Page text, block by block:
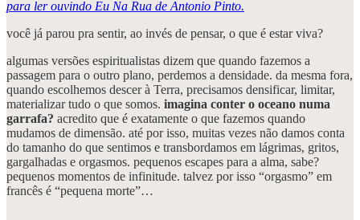
para ler ouvindo Eu Na Rua de Antonio Pinto.
você já parou pra sentir, ao invés de pensar, o que é estar viva?
algumas versões espiritualistas dizem que quando fazemos a
passagem para o outro plano, perdemos a densidade. da mesma fora,
quando escolhemos descer à Terra, precisamos densificar, limitar,
materializar tudo o que somos. imagina conter o oceano numa
garrafa? acredito que é exatamente o que fazemos quando
mudamos de dimensão. até por isso, muitas vezes não damos conta
do tamanho do que sentimos e transbordamos em lágrimas, gritos,
gargalhadas e orgasmos. pequenos escapes para a alma, sabe?
pequenos momentos de infinitude. talvez por isso “orgasmo” em
francês é “pequena morte”…